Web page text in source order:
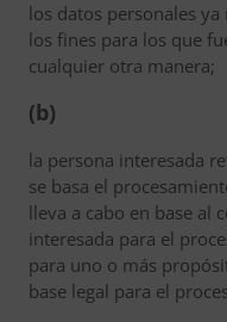
los datos personales
los fines para los que
cualquier otra manera;
(b)
la persona interesada
se basa el
lleva a cabo en base al
interesada para el
para uno o más
base legal para el